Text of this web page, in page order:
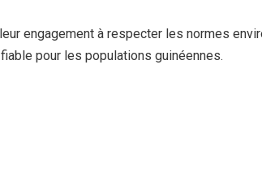
engagement à respecter les normes
pour les populations guinéennes.